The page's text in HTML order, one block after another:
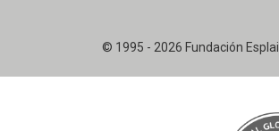
© 1995 - 2026 Fundación Esplai